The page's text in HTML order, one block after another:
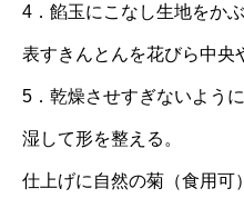
4．餡玉にこなし生地をか
表すきんとんを花びら中央
5．乾燥させすぎないよう
湿して形を整える。
仕上げに自然の菊（食用可